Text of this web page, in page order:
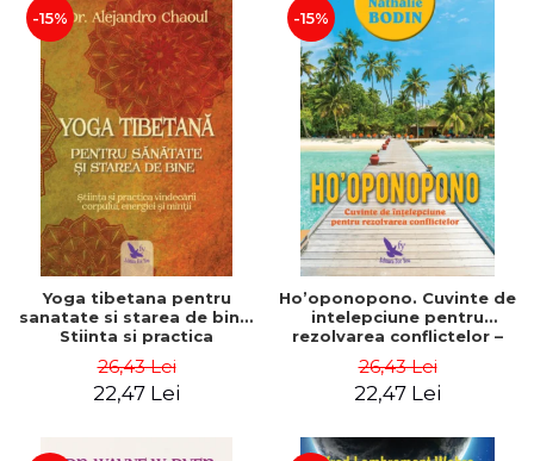
-15%
Yoga tibetana pentru
sanatate si starea de bine.
Stiinta si practica
energiei si mintii – Dr.
Alejandro Chaoul
26,43 Lei
22,47 Lei
-15%
Ho’oponopono. Cuvinte de
intelepciune pentru
rezolvarea conflictelor –
26,43 Lei
22,47 Lei